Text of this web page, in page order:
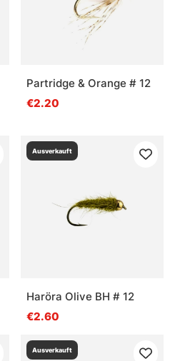
Partridge & Orange # 12
€2.20
Ausverkauft
Haröra Olive BH # 12
€2.60
Ausverkauft